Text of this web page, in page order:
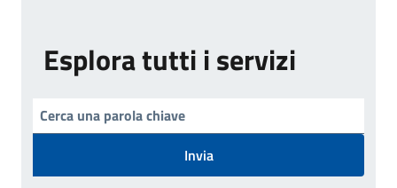
Esplora tutti i servizi
Invia